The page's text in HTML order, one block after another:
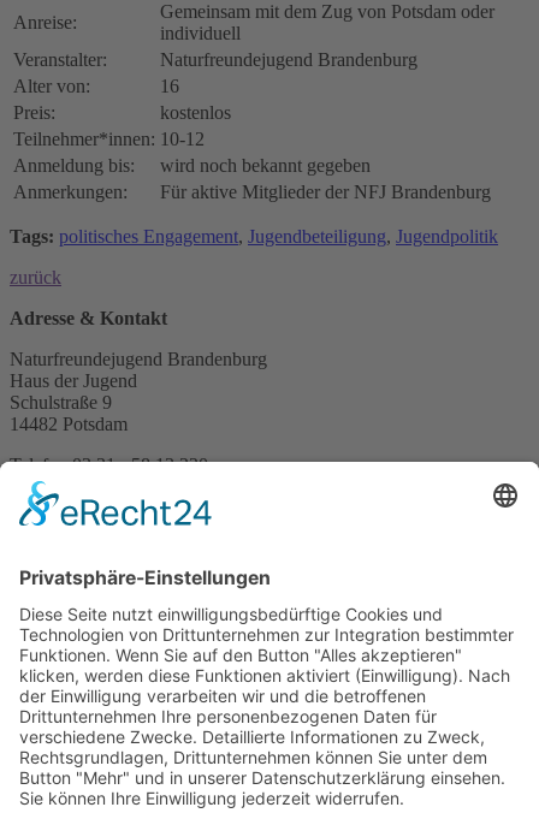
Anreise:
Gemeinsam mit dem Zug von Potsdam oder
individuell
Veranstalter:
Naturfreundejugend Brandenburg
Alter von:
16
Preis:
kostenlos
Teilnehmer*innen: 10-12
Anmeldung bis:
wird noch bekannt gegeben
Anmerkungen:
Für aktive Mitglieder der NFJ Brandenburg
Tags: politisches Engagement, Jugendbeteiligung, Jugendpolitik
zurück
Adresse & Kontakt
Naturfreundejugend Brandenburg
Haus der Jugend
Schulstraße 9
14482 Potsdam
Telefon 03 31 - 58 13 220
Telefax 03 21 - 21 47 55 74
rand nbu rg@nat ur freu d
Info & Service
Über Uns
Vor Ort
Impressum
Datenschutz
Geschäftsbedingungen
Reisebedingungen
Mitmachen
Geocaching